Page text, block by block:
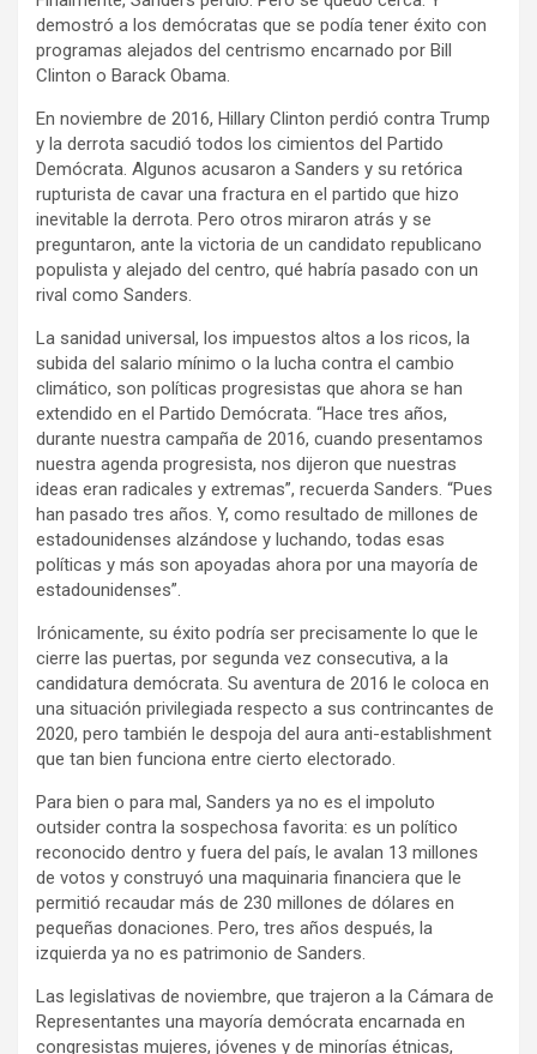
demostró a los demócratas que se podía tener éxito con
programas alejados del centrismo encarnado por Bill
Clinton o Barack Obama.
En noviembre de 2016, Hillary Clinton perdió contra Trump
y la derrota sacudió todos los cimientos del Partido
Demócrata. Algunos acusaron a Sanders y su retórica
rupturista de cavar una fractura en el partido que hizo
inevitable la derrota. Pero otros miraron atrás y se
preguntaron, ante la victoria de un candidato republicano
populista y alejado del centro, qué habría pasado con un
rival como Sanders.
La sanidad universal, los impuestos altos a los ricos, la
subida del salario mínimo o la lucha contra el cambio
climático, son políticas progresistas que ahora se han
extendido en el Partido Demócrata. “Hace tres años,
durante nuestra campaña de 2016, cuando presentamos
nuestra agenda progresista, nos dijeron que nuestras
ideas eran radicales y extremas”, recuerda Sanders. “Pues
han pasado tres años. Y, como resultado de millones de
estadounidenses alzándose y luchando, todas esas
políticas y más son apoyadas ahora por una mayoría de
estadounidenses”.
Irónicamente, su éxito podría ser precisamente lo que le
cierre las puertas, por segunda vez consecutiva, a la
candidatura demócrata. Su aventura de 2016 le coloca en
una situación privilegiada respecto a sus contrincantes de
2020, pero también le despoja del aura anti-establishment
que tan bien funciona entre cierto electorado.
Para bien o para mal, Sanders ya no es el impoluto
outsider contra la sospechosa favorita: es un político
reconocido dentro y fuera del país, le avalan 13 millones
de votos y construyó una maquinaria financiera que le
permitió recaudar más de 230 millones de dólares en
pequeñas donaciones. Pero, tres años después, la
izquierda ya no es patrimonio de Sanders.
Las legislativas de noviembre, que trajeron a la Cámara de
Representantes una mayoría demócrata encarnada en
congresistas mujeres, jóvenes y de minorías étnicas,